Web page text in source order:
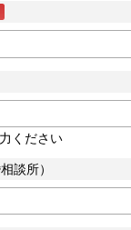
ください
談所）